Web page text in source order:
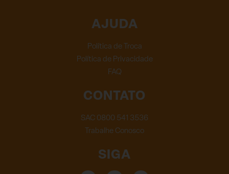
AJUDA
Política de Troca
Política de Privacidade
FAQ
CONTATO
SAC 0800 541 3536
Trabalhe Conosco
SIGA